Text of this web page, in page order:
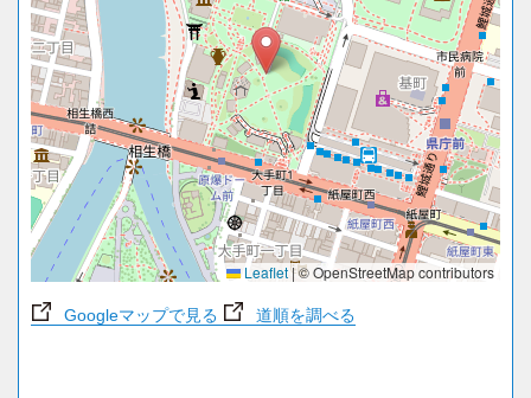
Leaflet|© OpenStreetMap contributors
Googleマップで見る 道順を調べる